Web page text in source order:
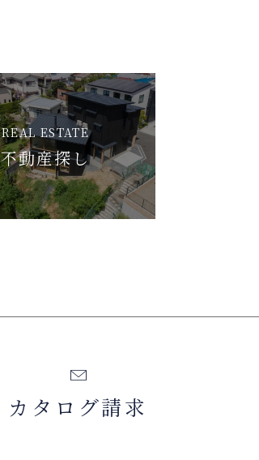
REAL ESTATE
不動産探し
カタログ請求